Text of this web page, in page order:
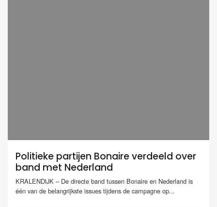
Politieke partijen Bonaire verdeeld over
band met Nederland
KRALENDIJK – De directe band tussen Bonaire en Nederland is
één van de belangrijkste issues tijdens de campagne op...